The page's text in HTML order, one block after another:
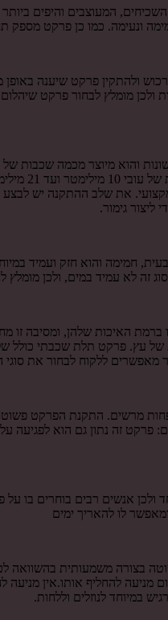
המעוצבים והיפים
ונעימה. כמו כן פרקט מספק
ולהתקין פרקט שיענה
מומלץ לבחור פרקט
והוא מיוצר מכמה שכבות
את שלב ההתקנה יש
גימור.
חמימה והוא חזק ועמיד
זה לא עמיד במים, ולכן
שלהן, ומסיבה זו
של עץ. פרקט תלת שכבתי
מאפשרים ללקוח לבחור את
מרשים. התקנת הפרקט
זה נתון גם הוא לפגיעה
אנשים רבים בוחרים בו
לו להאריך ימים
בצורה משמעותית בהשוואה
להחליף אותו.אין
במיוחד לנוזלים וללחות.